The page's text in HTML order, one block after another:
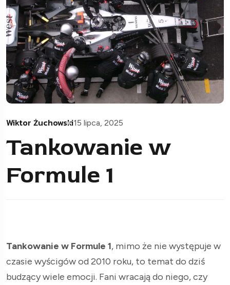
Wiktor Żuchowski15 lipca, 2025
Tankowanie w
Formule 1
Tankowanie w Formule 1, mimo że nie występuje w
czasie wyścigów od 2010 roku, to temat do dziś
budzący wiele emocji. Fani wracają do niego, czy